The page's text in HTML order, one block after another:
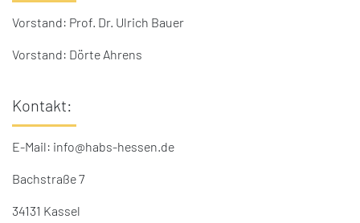
Vorstand: Prof. Dr. Ulrich Bauer
Vorstand: Dörte Ahrens
Kontakt:
E-Mail: info@habs-hessen.de
Bachstraße 7
34131 Kassel